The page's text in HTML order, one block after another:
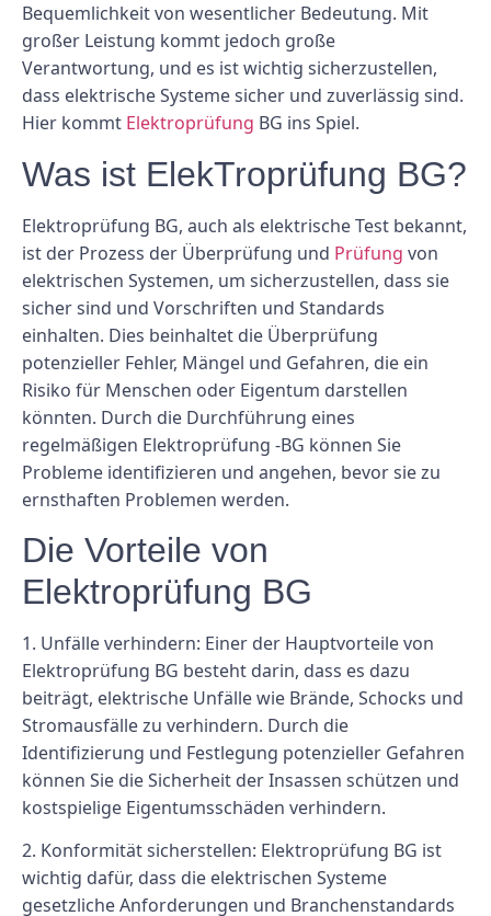
Bequemlichkeit von wesentlicher Bedeutung. Mit
großer Leistung kommt jedoch große
Verantwortung, und es ist wichtig sicherzustellen,
dass elektrische Systeme sicher und zuverlässig sind.
Hier kommt Elektroprüfung BG ins Spiel.
Was ist ElekTroprüfung BG?
Elektroprüfung BG, auch als elektrische Test bekannt,
ist der Prozess der Überprüfung und Prüfung von
elektrischen Systemen, um sicherzustellen, dass sie
sicher sind und Vorschriften und Standards
einhalten. Dies beinhaltet die Überprüfung
potenzieller Fehler, Mängel und Gefahren, die ein
Risiko für Menschen oder Eigentum darstellen
könnten. Durch die Durchführung eines
regelmäßigen Elektroprüfung -BG können Sie
Probleme identifizieren und angehen, bevor sie zu
ernsthaften Problemen werden.
Die Vorteile von
Elektroprüfung BG
1. Unfälle verhindern: Einer der Hauptvorteile von
Elektroprüfung BG besteht darin, dass es dazu
beiträgt, elektrische Unfälle wie Brände, Schocks und
Stromausfälle zu verhindern. Durch die
Identifizierung und Festlegung potenzieller Gefahren
können Sie die Sicherheit der Insassen schützen und
kostspielige Eigentumsschäden verhindern.
2. Konformität sicherstellen: Elektroprüfung BG ist
wichtig dafür, dass die elektrischen Systeme
gesetzliche Anforderungen und Branchenstandards